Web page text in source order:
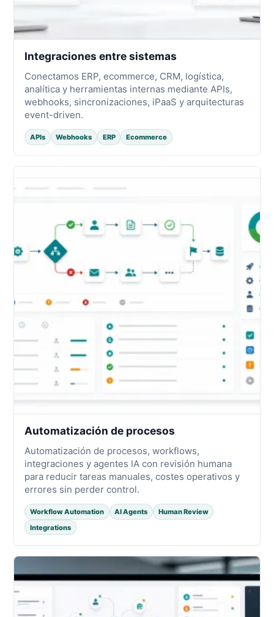
Integraciones entre sistemas
Conectamos ERP, ecommerce, CRM, logística,
analítica y herramientas internas mediante APIs,
webhooks, sincronizaciones, iPaaS y arquitecturas
event-driven.
APIs Webhooks ERP Ecommerce
Automatización de procesos
Automatización de procesos, workflows,
integraciones y agentes IA con revisión humana
para reducir tareas manuales, costes operativos y
errores sin perder control.
Workflow Automation AI Agents
Human Review
Integrations